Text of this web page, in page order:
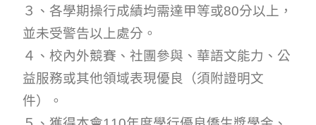
３、各學期操行成績均需達甲等或80分以上，
並未受警告以上處分。
４、校內外競賽、社團參與、華語文能力、公
益服務或其他領域表現優良（須附證明文
件）。